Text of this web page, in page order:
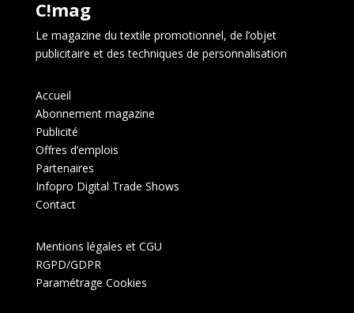
C!mag
Le magazine du textile promotionnel, de l’objet
publicitaire et des techniques de personnalisation
Accueil
Abonnement magazine
Publicité
Offres d’emplois
Partenaires
Infopro Digital Trade Shows
Contact
Mentions légales et CGU
RGPD/GDPR
Paramétrage Cookies